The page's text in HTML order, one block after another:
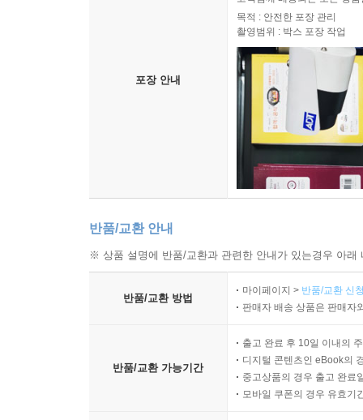
포장 안내
목적 : 안전한 포장 관리
촬영범위 : 박스 포장 작업
반품/교환 안내
※ 상품 설명에 반품/교환과 관련한 안내가 있는경우 아
반품/교환 방법
마이페이지 > 반품/교환 신
판매자 배송 상품은 판매자
반품/교환 가능기간
출고 완료 후 10일 이내의
디지털 콘텐츠인 eBook의
중고상품의 경우 출고 완료
모바일 쿠폰의 경우 유효기